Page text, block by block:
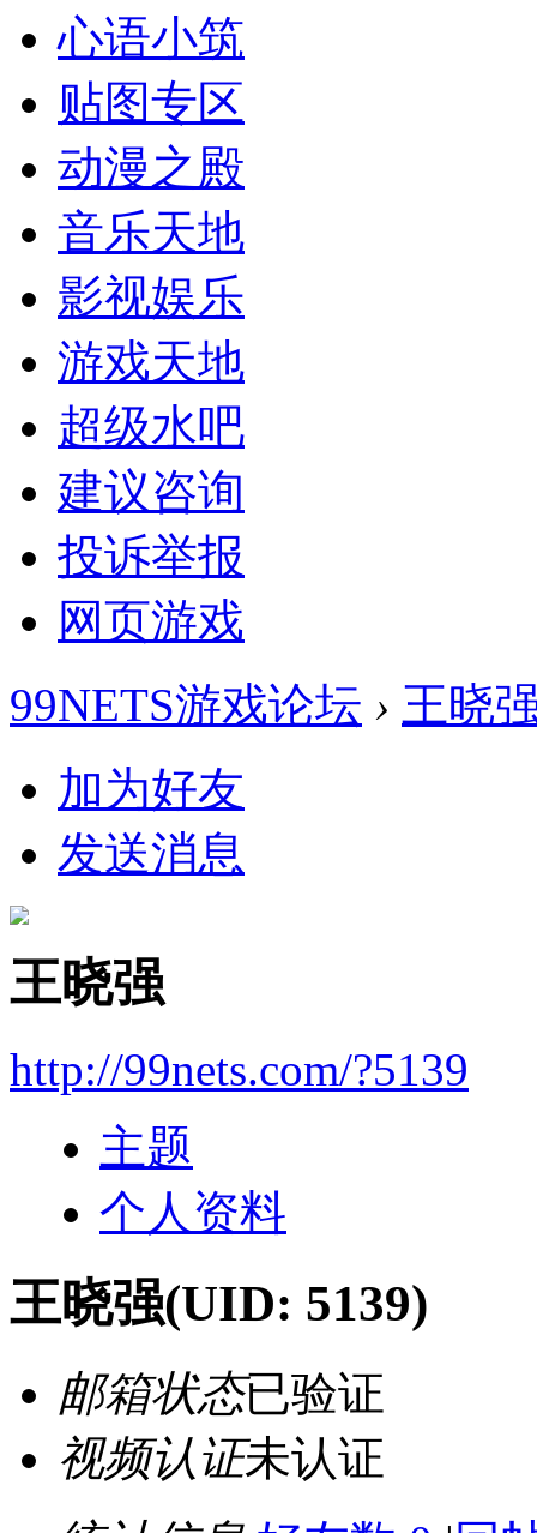
心语小筑
贴图专区
动漫之殿
音乐天地
影视娱乐
游戏天地
超级水吧
建议咨询
投诉举报
网页游戏
99NETS游戏论坛 › 王晓
加为好友
发送消息
王晓强
http://99nets.com/?5139
主题
个人资料
王晓强(UID: 5139)
邮箱状态已验证
视频认证未认证